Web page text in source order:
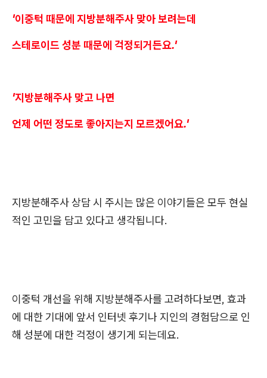
'이중턱 때문에 지방분해주사 맞아 보려는데
스테로이드 성분 때문에 걱정되거든요.'
'지방분해주사 맞고 나면
언제 어떤 정도로 좋아지는지 모르겠어요.'
지방분해주사 상담 시 주시는 많은 이야기들은 모두 현실
적인 고민을 담고 있다고 생각됩니다.
이중턱 개선을 위해 지방분해주사를 고려하다보면, 효과
에 대한 기대에 앞서 인터넷 후기나 지인의 경험담으로 인
해 성분에 대한 걱정이 생기게 되는데요.